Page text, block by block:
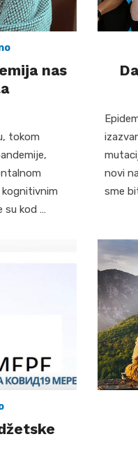
nas
tokom
su kod …
novi
sme